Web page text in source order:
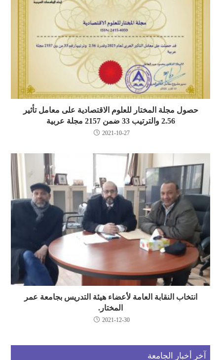
حصول مجلة المختار للعلوم الاقتصادية على معامل تأثير
2.56 والترتيب 33 ضمن 2157 مجلة عربية
2021-10-27
انتخاب النقابة العامة لأعضاء هيئة التدريس بجامعة عمر
المختار.
2021-12-30
آخر أخبار الجامعة